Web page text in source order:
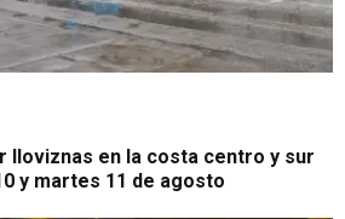
lloviznas en la costa centro y sur
y martes 11 de agosto